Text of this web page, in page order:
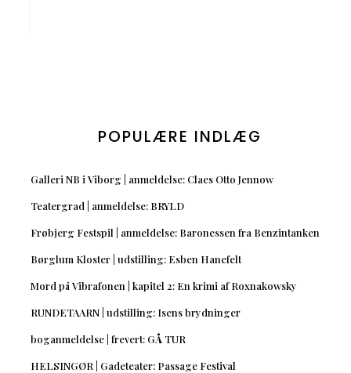
POPULÆRE INDLÆG
Galleri NB i Viborg | anmeldelse: Claes Otto Jennow
Teatergrad | anmeldelse: BRYLD
Frøbjerg Festspil | anmeldelse: Baronessen fra Benzintanken
Børglum Kloster | udstilling: Esben Hanefelt
Mord på Vibrafonen | kapitel 2: En krimi af Roxnakowsky
RUNDETAARN | udstilling: Isens brydninger
boganmeldelse | frevert: GÅ TUR
HELSINGØR | Gadeteater: Passage Festival